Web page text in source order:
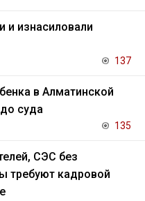
и изнасиловали
137
в Алматинской
суда
135
СЭС без
требуют кадровой